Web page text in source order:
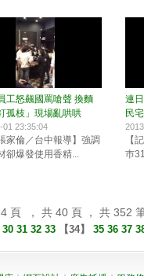
工怒飆國罵嗆聲 換麵
孤枝」現場亂哄哄
01 23:35:04
家倫／台中報導】強調
卻爆發使用香精...
連
民
【
巿
頁 ， 共 40 頁 ， 共 352
30 31 32 33 【34】 35 36 37